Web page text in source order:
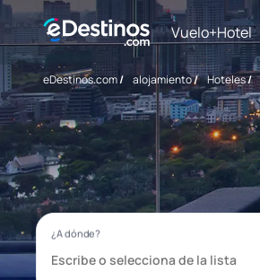
Vuelo+Hotel
eDestinos.com/ alojamiento/ Hoteles/